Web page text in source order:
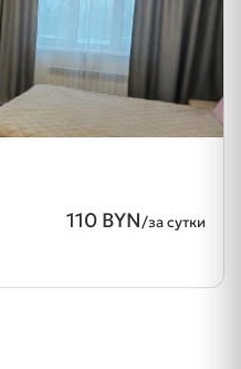
110 BYN/за сутки